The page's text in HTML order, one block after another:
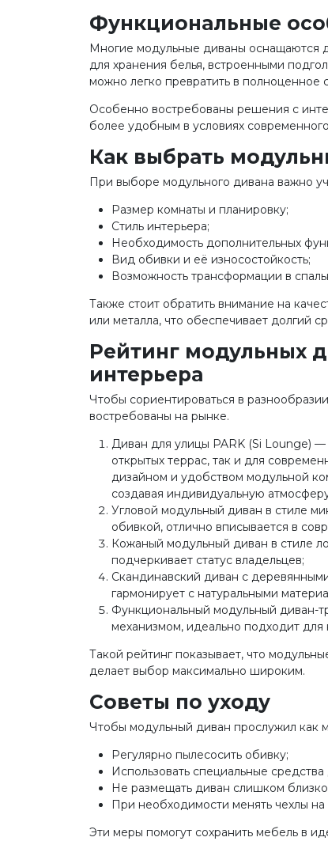
Функциональные
Многие модульные диваны оснащаются
для хранения белья, встроенными
можно легко превратить в полноценное
Особенно востребованы решения с
более удобным в условиях
Как выбрать
При выборе модульного дивана важно
Размер комнаты и планировку;
Стиль интерьера;
Необходимость дополнительных
Вид обивки и её износостойкость;
Возможность трансформации в
Также стоит обратить внимание на
или металла, что обеспечивает долгий
Рейтинг модульных
интерьера
Чтобы сориентироваться в
востребованы на рынке.
Диван для улицы PARK (Si Lounge) —
открытых террас, так и для
дизайном и удобством модульной
создавая индивидуальную
Угловой модульный диван в стиле
обивкой, отлично вписывается в
Кожаный модульный диван в стиле
подчеркивает статус владельцев;
Скандинавский диван с
гармонирует с натуральными
Функциональный модульный диван-
механизмом, идеально подходит для
Такой рейтинг показывает, что
делает выбор максимально широким.
Советы по уходу
Чтобы модульный диван прослужил как
Регулярно пылесосить обивку;
Использовать специальные
Не размещать диван слишком
При необходимости менять чехлы
Эти меры помогут сохранить мебель в